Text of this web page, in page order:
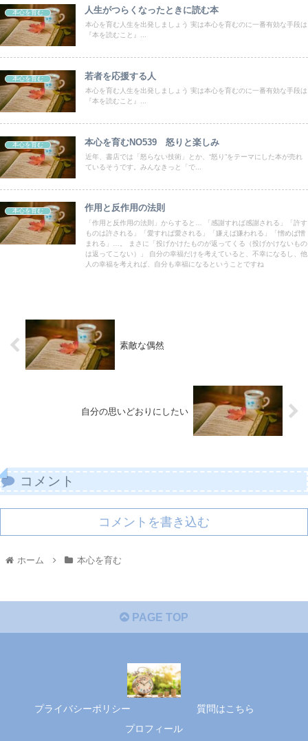
本心を育む 人生がつらくなったときに読む本
本心を育む人生を出発しましょう 実は本心を育むのに一番有効な手段は
『本を読むこと』...
本心を育む 若者を応援する人
本心を育む人生を出発しましょう 実は本心を育むのに一番有効な手段は
『本を読むこと』...
本心を育む 本心を育むNO539 怒りと楽しみ
近年、書店では「怒らない技術」とか、“怒り”をテーマにした本が売れ
ているそうです。みんなきっと「で...
本心を育む 作用と反作用の法則
「作用と反作用の法則」からすると… 「感謝すれば感謝される」「許す
ものは許される」「愛すれば愛される」「嫌えば嫌われる」「憎めば憎
まれる」…。 まさに「投げかけたものが返ってくる（投げかけないもの
は返ってこない）」 自分の幸福だけを考えていると、不幸になるし、他
人の幸福を考えれば、自分も幸福になるということですね
素敵な偶然
自分の思いどおりにしたい
コメント
コメントを書き込む
ホーム 本心を育む
PAGE TOP
プライバシーポリシー
質問はこちら
プロフィール